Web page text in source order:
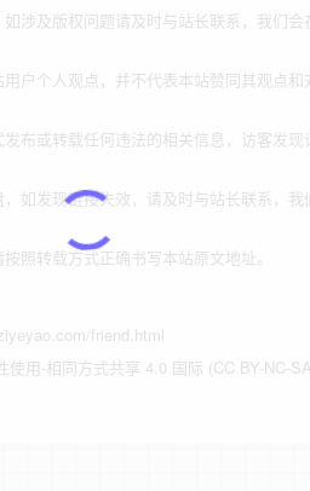
涉及版权问题请及时与站长联系，我们会
户个人观点，并不代表本站赞同其观点和
布或转载任何违法的相关信息，访客发现
如发现链接失效，请及时与站长联系，我
照转载方式正确书写本站原文地址。
friend.html
使用-相同方式共享 4.0 国际 (CC BY-NC-